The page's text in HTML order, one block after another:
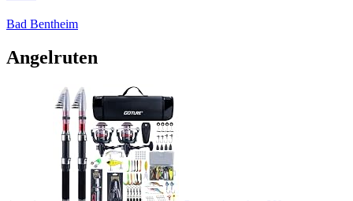
Bad Bentheim
Angelruten